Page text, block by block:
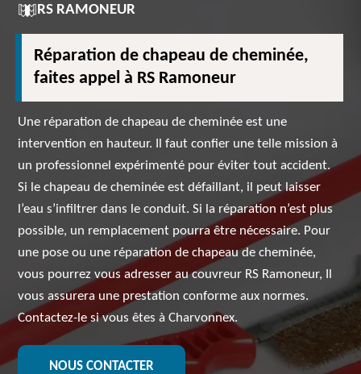
RS RAMONEUR
Réparation de chapeau de cheminée,
faites appel à RS Ramoneur
Une réparation de chapeau de cheminée est une
intervention en hauteur. Il faut confier une telle mission à
un professionnel expérimenté pour éviter tout accident.
Si le chapeau de cheminée est défaillant, il peut laisser
l’eau s’infiltrer dans le conduit. Si la réparation n’est plus
possible, un remplacement pourra être nécessaire. Pour
une pose ou une réparation de chapeau de cheminée,
vous pourrez vous adresser au couvreur RS Ramoneur, Il
vous assurera une prestation conforme aux normes.
Contactez-le si vous êtes à Charvonnex.
NOUS CONTACTER